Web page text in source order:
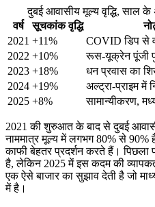
दुबई आवासीय मूल्य वृद्धि, साल
वर्ष
सूचकांक वृद्धि
2021 +11%
COVID डिप से
2022 +10%
रूस-यूक्रेन पूंजी
2023 +18%
धन प्रवास का
2024 +19%
अल्ट्रा-प्राइम में
2025 +8% सामान्यीकरण,
2021 की शुरुआत के बाद से दुबई
नाममात्र मूल्य में लगभग 80% से 90%
काफी बेहतर प्रदर्शन करते हैं। पिछला
है, लेकिन 2025 में इस कदम की
एक ऐसे बाजार का सुझाव देती है जो
में है।